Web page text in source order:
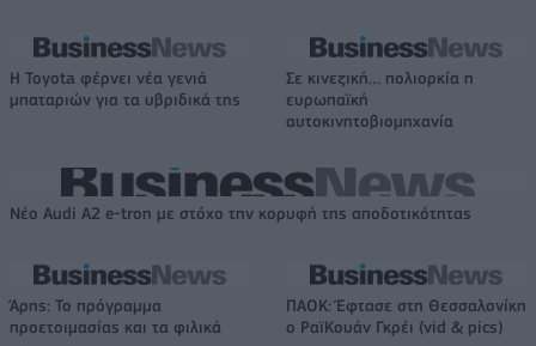
Η Toyota φέρνει νέα γενιά
μπαταριών για τα υβριδικά της
Σε κινεζική… πολιορκία η
ευρωπαϊκή
αυτοκινητοβιομηχανία
Νέο Audi A2 e-tron με στόχο την κορυφή της αποδοτικότητας
Άρης: Το πρόγραμμα
προετοιμασίας και τα φιλικά
ΠΑΟΚ: Έφτασε στη Θεσσαλονίκη
ο ΡαϊΚουάν Γκρέι (vid & pics)